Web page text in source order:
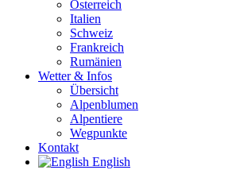
Österreich
Italien
Schweiz
Frankreich
Rumänien
Wetter & Infos
Übersicht
Alpenblumen
Alpentiere
Wegpunkte
Kontakt
English